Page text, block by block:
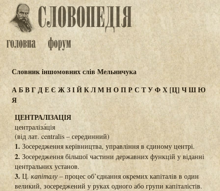
Словник іншомовних слів Мельничука
АБВГДЕЄ ЖЗІЙКЛМНОПР СТУФХ[Ц] ЧШЮ
Я
ЦЕНТРАЛІЗАЦІЯ
централіза́ція
(від лат. centralis – серединний)
1. Зосередження керівництва, управління в єдиному центрі.
2.Зосередження більшої частини державних функцій у віданні
центральних установ.
3. Ц. капіталу– процес об’єднання окремих капіталів в один
великий, зосереджений у руках одного або групи капіталістів.